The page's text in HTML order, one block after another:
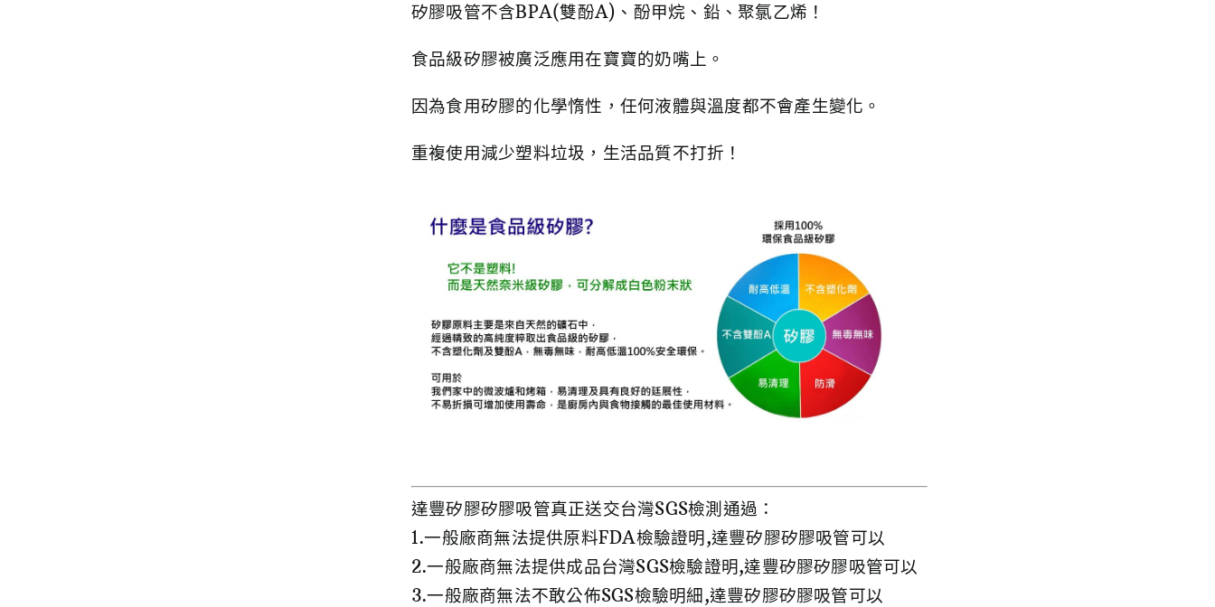
矽膠吸管不含BPA(雙酚A)、酚甲烷、鉛、聚氯乙烯！
食品級矽膠被廣泛應用在寶寶的奶嘴上。
因為食用矽膠的化學惰性，任何液體與溫度都不會產生變化。
重複使用減少塑料垃圾，生活品質不打折！
達豐矽膠矽膠吸管真正送交台灣SGS檢測通過：
1.一般廠商無法提供原料FDA檢驗證明,達豐矽膠矽膠吸管可以
2.一般廠商無法提供成品台灣SGS檢驗證明,達豐矽膠矽膠吸管可以
3.一般廠商無法不敢公佈SGS檢驗明細,達豐矽膠矽膠吸管可以